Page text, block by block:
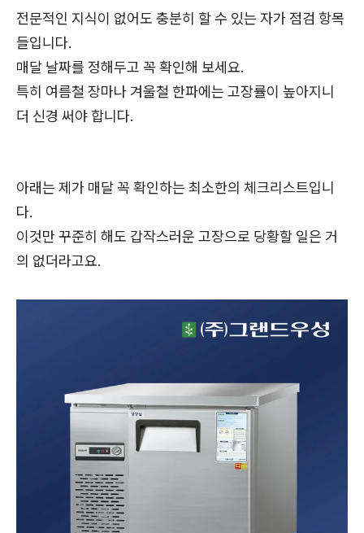
전문적인 지식이 없어도 충분히 할 수 있는 자가 점검 항목
들입니다.
매달 날짜를 정해두고 꼭 확인해 보세요.
특히 여름철 장마나 겨울철 한파에는 고장률이 높아지니
더 신경 써야 합니다.
아래는 제가 매달 꼭 확인하는 최소한의 체크리스트입니
다.
이것만 꾸준히 해도 갑작스러운 고장으로 당황할 일은 거
의 없더라고요.